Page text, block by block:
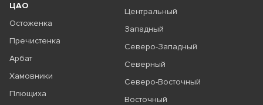
ЦАО
Остоженка
Пречистенка
Арбат
Хамовники
Плющиха
Центральный
Западный
Северо-Западный
Северный
Северо-Восточный
Восточный